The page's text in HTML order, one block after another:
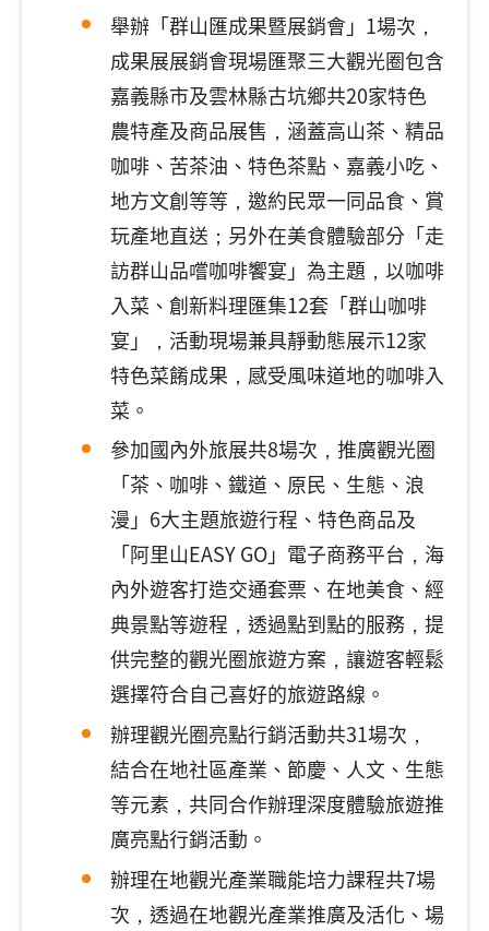
舉辦「群山匯成果暨展銷會」1場次，
成果展展銷會現場匯聚三大觀光圈包含
嘉義縣市及雲林縣古坑鄉共20家特色
農特產及商品展售，涵蓋高山茶、精品
咖啡、苦茶油、特色茶點、嘉義小吃、
地方文創等等，邀約民眾一同品食、賞
玩產地直送；另外在美食體驗部分「走
訪群山品嚐咖啡饗宴」為主題，以咖啡
入菜、創新料理匯集12套「群山咖啡
宴」，活動現場兼具靜動態展示12家
特色菜餚成果，感受風味道地的咖啡入
菜。
參加國內外旅展共8場次，推廣觀光圈
「茶、咖啡、鐵道、原民、生態、浪
漫」6大主題旅遊行程、特色商品及
「阿里山EASY GO」電子商務平台，海
內外遊客打造交通套票、在地美食、經
典景點等遊程，透過點到點的服務，提
供完整的觀光圈旅遊方案，讓遊客輕鬆
選擇符合自己喜好的旅遊路線。
辦理觀光圈亮點行銷活動共31場次，
結合在地社區產業、節慶、人文、生態
等元素，共同合作辦理深度體驗旅遊推
廣亮點行銷活動。
辦理在地觀光產業職能培力課程共7場
次，透過在地觀光產業推廣及活化、場